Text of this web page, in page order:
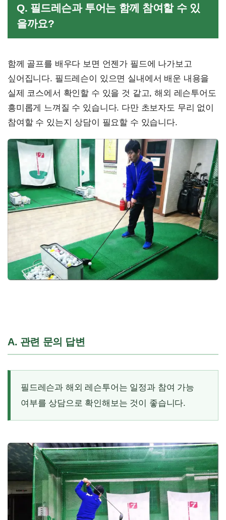
Q. 필드레슨과 투어는 함께 참여할 수 있
을까요?
함께 골프를 배우다 보면 언젠가 필드에 나가보고
싶어집니다. 필드레슨이 있으면 실내에서 배운 내용을
실제 코스에서 확인할 수 있을 것 같고, 해외 레슨투어도
흥미롭게 느껴질 수 있습니다. 다만 초보자도 무리 없이
참여할 수 있는지 상담이 필요할 수 있습니다.
A. 관련 문의 답변
필드레슨과 해외 레슨투어는 일정과 참여 가능
여부를 상담으로 확인해보는 것이 좋습니다.